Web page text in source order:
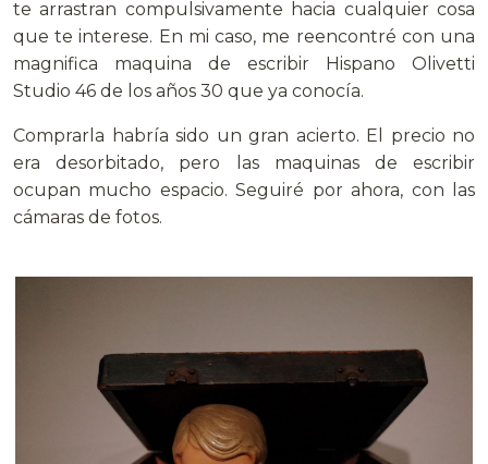
te arrastran compulsivamente hacia cualquier cosa
que te interese. En mi caso, me reencontré con una
magnifica maquina de escribir Hispano Olivetti
Studio 46 de los años 30 que ya conocía.
Comprarla habría sido un gran acierto. El precio no
era desorbitado, pero las maquinas de escribir
ocupan mucho espacio. Seguiré por ahora, con las
cámaras de fotos.